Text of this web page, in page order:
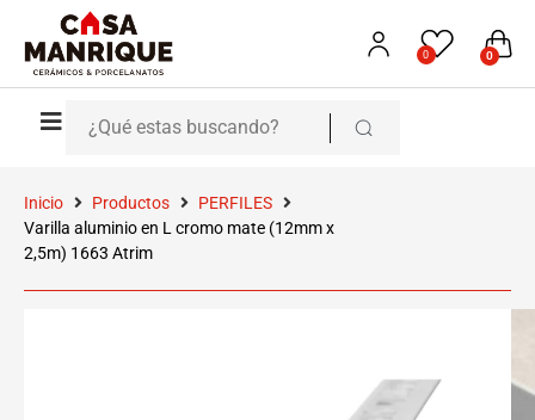
0 0
Inicio Productos
PERFILES
Varilla aluminio en L cromo mate (12mm x
2,5m) 1663 Atrim